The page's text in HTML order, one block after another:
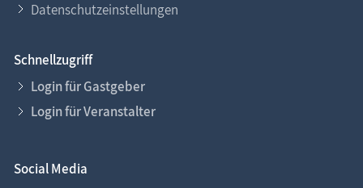
Datenschutzeinstellungen
Schnellzugriff
Login für Gastgeber
Login für Veranstalter
Social Media